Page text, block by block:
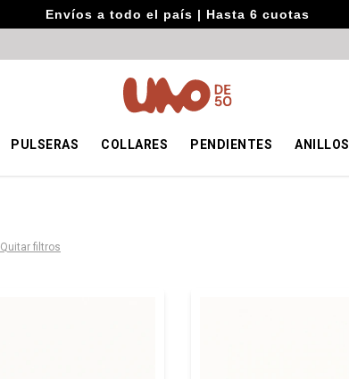
Envíos a todo el país | Hasta 6 cuotas
PULSERAS COLLARES PENDIENTES ANILLOS
Quitar filtros